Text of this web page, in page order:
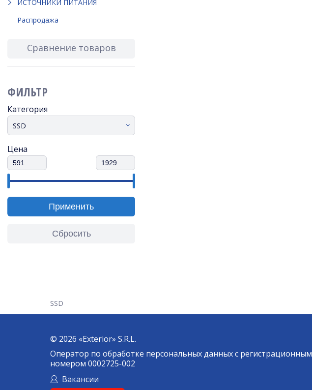
ИСТОЧНИКИ ПИТАНИЯ
Распродажа
Сравнение товаров
ФИЛЬТР
Категория
SSD
Цена
Применить
Сбросить
SSD
© 2026 «Exterior» S.R.L.
Оператор по обработке персональных данных c регистрационным
номером 0002725-002
Вакансии